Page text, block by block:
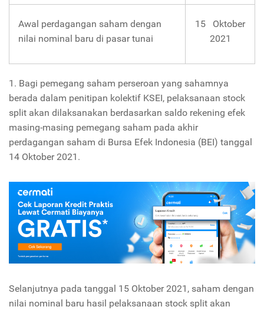
Awal perdagangan saham dengan
nilai nominal baru di pasar tunai
15 Oktober
2021
1. Bagi pemegang saham perseroan yang sahamnya
berada dalam penitipan kolektif KSEI, pelaksanaan stock
split akan dilaksanakan berdasarkan saldo rekening efek
masing-masing pemegang saham pada akhir
perdagangan saham di Bursa Efek Indonesia (BEI) tanggal
14 Oktober 2021.
Selanjutnya pada tanggal 15 Oktober 2021, saham dengan
nilai nominal baru hasil pelaksanaan stock split akan